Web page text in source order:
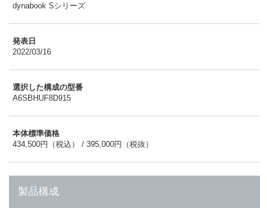
dynabook Sシリーズ
発表日
2022/03/16
選択した構成の型番
A6SBHUF8D915
本体標準価格
434,500円（税込） / 395,000円（税抜）
製品構成